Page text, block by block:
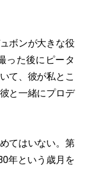
ボンが大きな役
った後にピータ
て、彼が私とこ
と一緒にプロデ
てはいない。第
年という歳月を